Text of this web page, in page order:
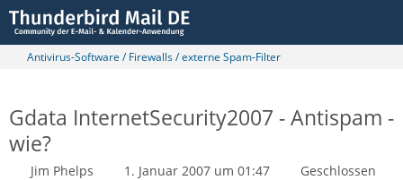
Antivirus-Software / Firewalls / externe Spam-Filter
Gdata InternetSecurity2007 - Antispam -
wie?
Jim Phelps 1. Januar 2007 um 01:47
Geschlossen